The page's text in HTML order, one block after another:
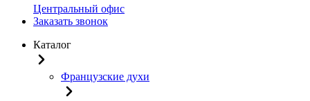
Центральный офис
Заказать звонок
Каталог
Французские духи